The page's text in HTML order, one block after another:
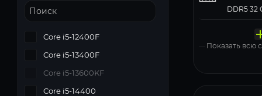
Windows
Показать всю
Core i5-12400F
Core i5-13400F
Core i5-13600KF
Core i5-14400